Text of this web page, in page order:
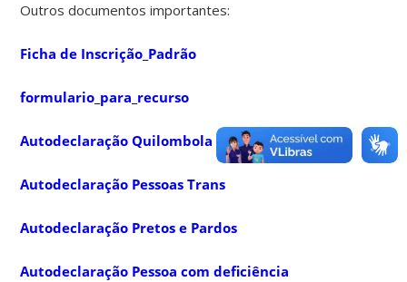
Outros documentos importantes:
Ficha de Inscrição_Padrão
formulario_para_recurso
Autodeclaração Quilombola
Autodeclaração Pessoas Trans
Autodeclaração Pretos e Pardos
Autodeclaração Pessoa com deficiência